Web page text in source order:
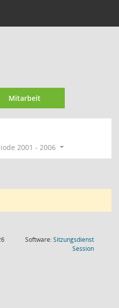
Mitarbeit
2001 - 2006
Software:Sitzungsdienst
Session(Wird in